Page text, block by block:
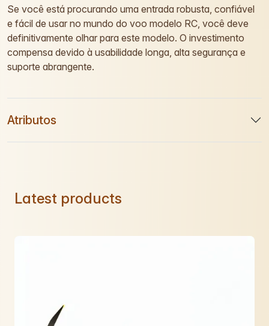
Se você está procurando uma entrada robusta, confiável
e fácil de usar no mundo do voo modelo RC, você deve
definitivamente olhar para este modelo. O investimento
compensa devido à usabilidade longa, alta segurança e
suporte abrangente.
Atributos
Latest products